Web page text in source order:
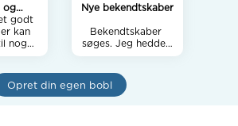
og
godt
kan
noget
guitar,
rejser.
Nye bekendtskaber
Bekendtskaber
søges. Jeg hedder
Emanuel, er 36 (2
Hinnerup. Til tider
kan jeg føle ensom
Opret din egen bobl